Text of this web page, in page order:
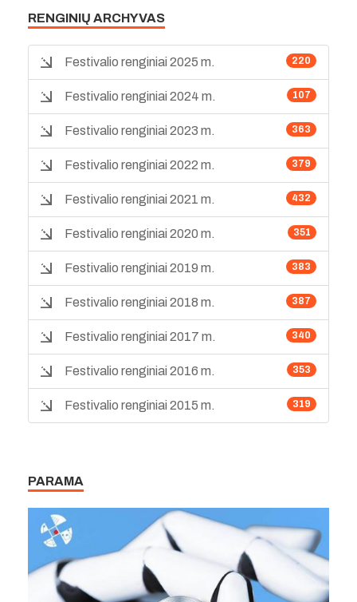
RENGINIŲ ARCHYVAS
220
Festivalio renginiai 2025 m.
107
Festivalio renginiai 2024 m.
363
Festivalio renginiai 2023 m.
379
Festivalio renginiai 2022 m.
432
Festivalio renginiai 2021 m.
351
Festivalio renginiai 2020 m.
383
Festivalio renginiai 2019 m.
387
Festivalio renginiai 2018 m.
340
Festivalio renginiai 2017 m.
353
Festivalio renginiai 2016 m.
319
Festivalio renginiai 2015 m.
PARAMA